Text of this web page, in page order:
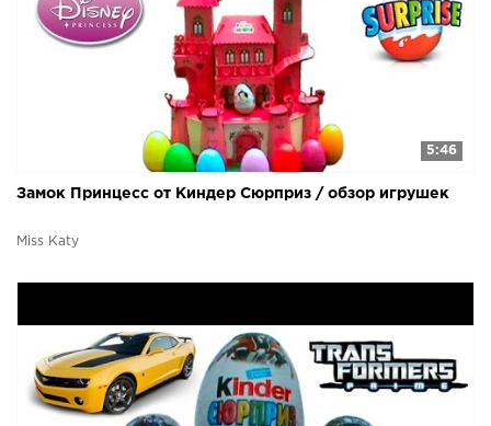
5:46
Замок Принцесс от Киндер Сюрприз / обзор игрушек
Miss Katy